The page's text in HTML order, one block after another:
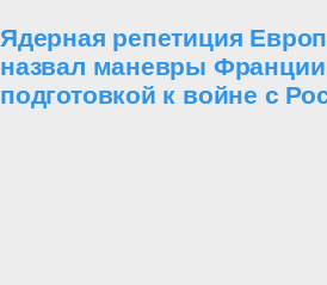
Ядерная репетиция
назвал маневры
подготовкой к войне с